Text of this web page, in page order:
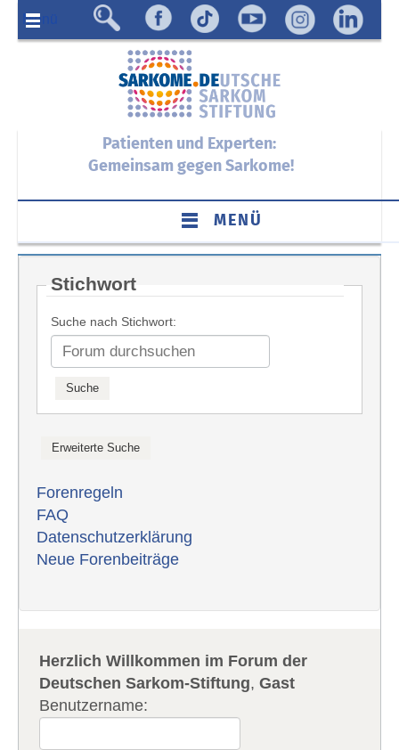
Menü
Patienten und Experten:
Gemeinsam gegen Sarkome!
MENÜ
Stichwort
Suche nach Stichwort:
Forenregeln
FAQ
Datenschutzerklärung
Neue Forenbeiträge
Herzlich Willkommen im Forum der
Deutschen Sarkom-Stiftung,Gast
Benutzername: